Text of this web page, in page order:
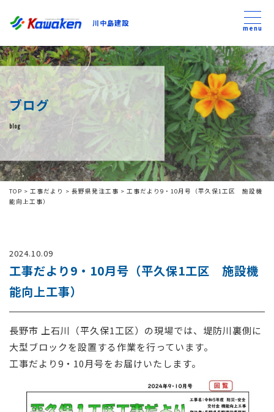
川中島建設
川中島建設
トップ
トピックス
事業内容
私たちについて
コンテンツ
採用情報
お問い合わせ
menu
ブログ
blog
TOP > 工事だより > 長野県発注工事 > 工事だより9・10月号（平久保1工区 施設機
能向上工事）
2024.10.09
工事だより9・10月号（平久保1工区 施設機
能向上工事）
長野市 上石川（平久保1工区） の現場では、堤防川裏側に
大型ブロックを設置する作業を行っています。
工事だより9・10月号をお届けいたします。